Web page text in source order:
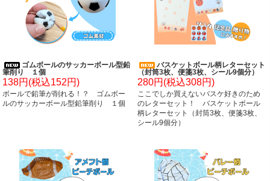
ゴムボールのサッカーボール型鉛
筆削り １個
138円(税込152円)
ボールで鉛筆が削れる！？ ゴムボー
ルのサッカーボール型鉛筆削り １個
バスケットボール柄レターセット
（封筒3枚、便箋3枚、シール9個分）
280円(税込308円)
ここでしか買えないバスケ好きのため
のレターセット！ バスケットボール
柄レターセット（封筒3枚、便箋3枚、
シール9個分）